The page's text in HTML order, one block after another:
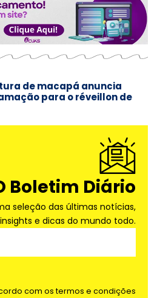
de macapá anuncia
para o réveillon de
Boletim Diário
seleção das últimas notícias,
e dicas do mundo todo.
com os termos e condições